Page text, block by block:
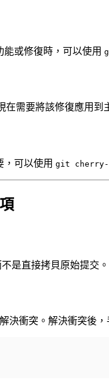
或修復時，可以使用
需要將該修復應用到
，可以使用 git cherry-
是直接拷貝原始提交
決衝突。解決衝突後，